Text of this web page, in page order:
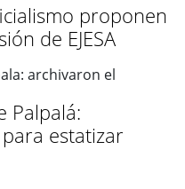
proponen
de EJESA
Palpalá:
estatizar